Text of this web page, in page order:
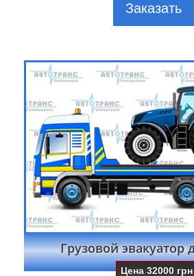
Заказать
Грузовой эвакуатор
Цена32000 грн